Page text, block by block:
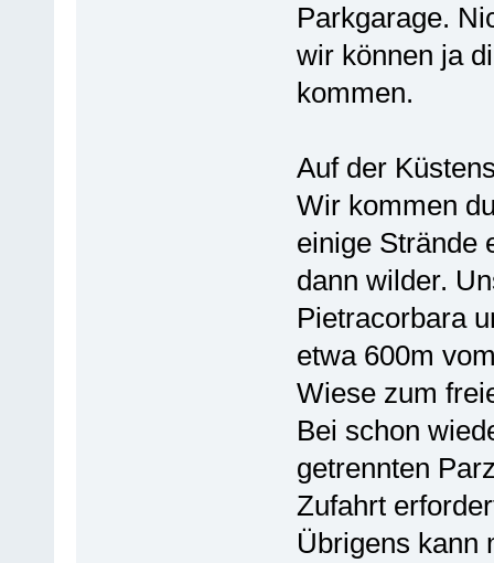
Parkgarage.
wir können ja
kommen.
Auf der
Wir kommen
einige Strände
dann wilder.
Pietracorbara
etwa 600m
Wiese zum
Bei schon
getrennten
Zufahrt
Übrigens kann